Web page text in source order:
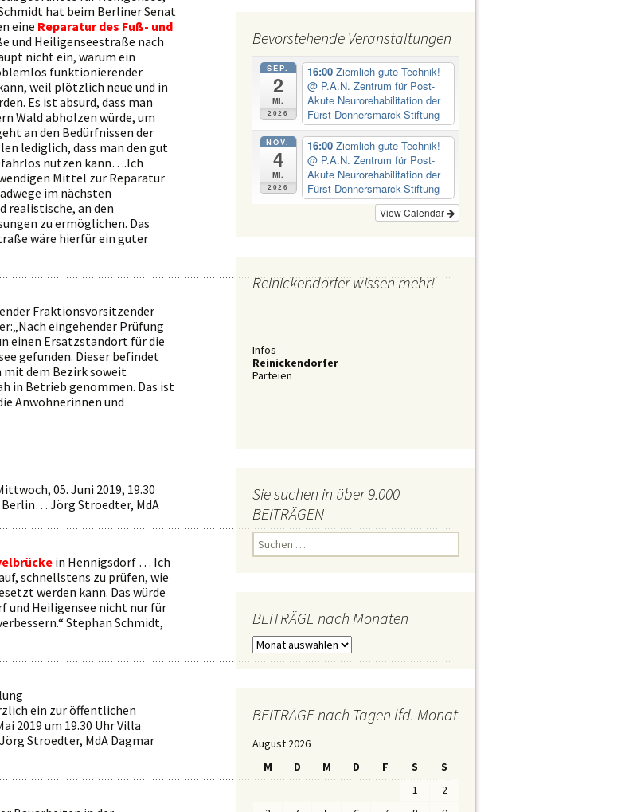
Abt Ordnung
Demirbüken-Wegner
Abt Wirtschaft
hat beim Berliner Senat
eine Reparatur des Fuß- und
und Heiligenseestraße nach
nicht ein, warum ein
funktionierender
weil plötzlich neue und in
Es ist absurd, dass man
Wald abholzen würde, um
an den Bedürfnissen der
lediglich, dass man den gut
nutzen kann….Ich
Mittel zur Reparatur
im nächsten
realistische, an den
zu ermöglichen. Das
wäre hierfür ein guter
Fraktionsvorsitzender
eingehender Prüfung
einen Ersatzstandort für die
gefunden. Dieser befindet
mit dem Bezirk soweit
in Betrieb genommen. Das ist
Anwohnerinnen und
05. Juni 2019, 19.30
Berlin… Jörg Stroedter, MdA
in Hennigsdorf … Ich
schnellstens zu prüfen, wie
werden kann. Das würde
und Heiligensee nicht nur für
Stephan Schmidt,
ein zur öffentlichen
2019 um 19.30 Uhr Villa
Stroedter, MdA Dagmar
Bevorstehende Veranstaltungen
SEP.
2
Mi.
2026
16:00 Ziemlich gute Technik!
@ P.A.N. Zentrum für Post-
Akute Neurorehabilitation der
Fürst Donnersmarck-Stiftung
NOV.
4
Mi.
2026
16:00 Ziemlich gute Technik!
@ P.A.N. Zentrum für Post-
Akute Neurorehabilitation der
Fürst Donnersmarck-Stiftung
View Calendar
Reinickendorfer wissen mehr!
Infos
Reinickendorfer
Parteien
Sie suchen in über 9.000
BEiTRÄGEN
n
a
c
h
BEiTRÄGE nach Monaten
B
E
G
n
h
BEiTRÄGE nach Tagen lfd. Monat
August 2026
M
D M D F S S
1
2